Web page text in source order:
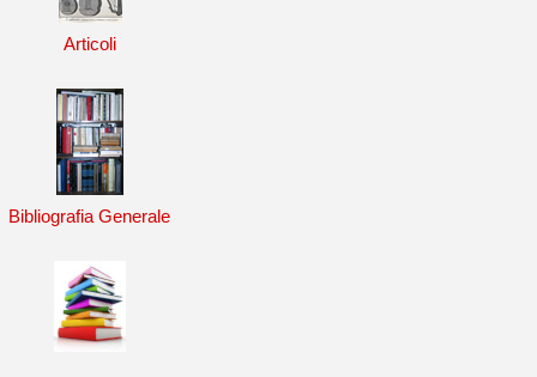
Articoli
Bibliografia Generale